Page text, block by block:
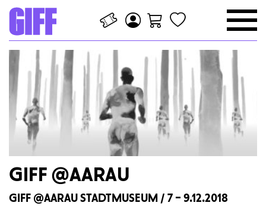
GIFF @AARAU
GIFF @AARAU STADTMUSEUM / 7 – 9.12.2018